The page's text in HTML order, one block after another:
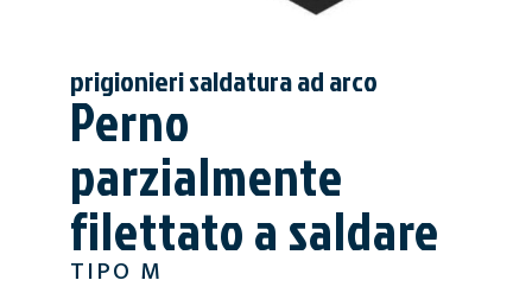
prigionieri saldatura ad arco
Perno
parzialmente
filettato a saldare
TIPO M